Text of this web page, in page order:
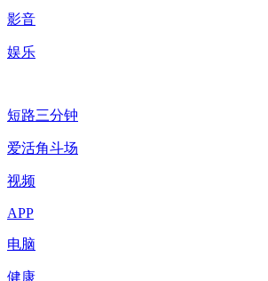
影音
娱乐
短路三分钟
爱活角斗场
视频
APP
电脑
健康